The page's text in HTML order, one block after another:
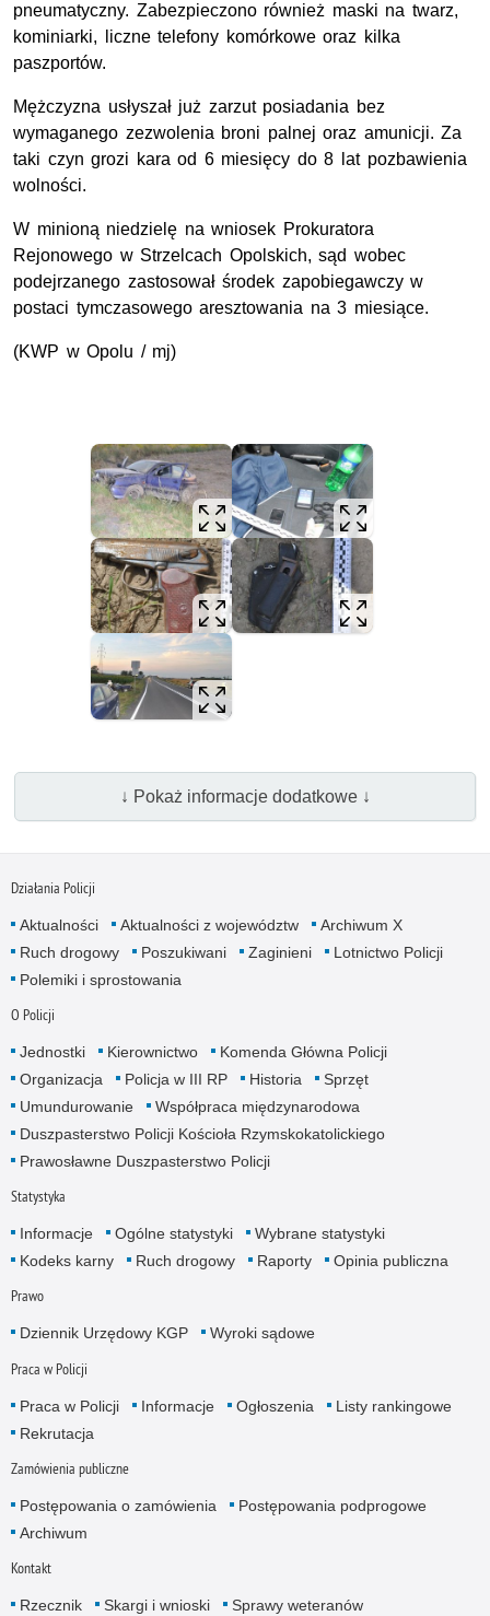
pneumatyczny. Zabezpieczono również maski na twarz,
kominiarki, liczne telefony komórkowe oraz kilka
paszportów.
Mężczyzna usłyszał już zarzut posiadania bez
wymaganego zezwolenia broni palnej oraz amunicji. Za
taki czyn grozi kara od 6 miesięcy do 8 lat pozbawienia
wolności.
W minioną niedzielę na wniosek Prokuratora
Rejonowego w Strzelcach Opolskich, sąd wobec
podejrzanego zastosował środek zapobiegawczy w
postaci tymczasowego aresztowania na 3 miesiące.
(KWP w Opolu / mj)
↓ Pokaż informacje dodatkowe ↓
Działania Policji
Aktualności Aktualności z województw
Archiwum X
Ruch drogowy
Poszukiwani Zaginieni
Lotnictwo Policji
Polemiki i sprostowania
O Policji
Jednostki Kierownictwo
Komenda Główna Policji
Organizacja
Policja w III RP Historia
Sprzęt
Umundurowanie
Współpraca międzynarodowa
Duszpasterstwo Policji Kościoła Rzymskokatolickiego
Prawosławne Duszpasterstwo Policji
Statystyka
Informacje Ogólne statystyki
Wybrane statystyki
Kodeks karny
Ruch drogowy Raporty Opinia publiczna
Prawo
Dziennik Urzędowy KGP Wyroki sądowe
Praca w Policji
Praca w Policji Informacje Ogłoszenia
Listy rankingowe
Rekrutacja
Zamówienia publiczne
Postępowania o zamówienia
Postępowania podprogowe
Archiwum
Kontakt
Rzecznik Skargi i wnioski Sprawy weteranów